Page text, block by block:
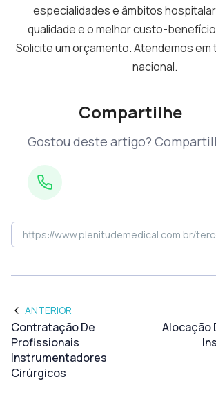
especialidades e âmbitos
qualidade e o melhor custo-
Solicite um orçamento. Atendemos
nacional.
Compartilhe
Gostou deste artigo?
ANTERIOR
Contratação De
Profissionais
Instrumentadores
Cirúrgicos
Alocação